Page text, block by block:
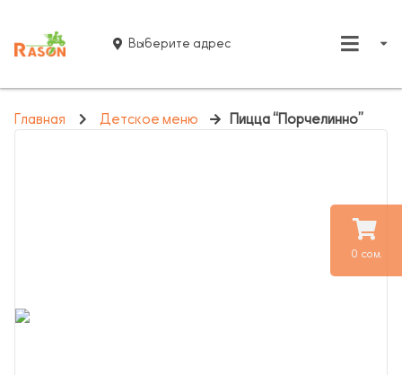
0 сом.
Выберите адрес
Главная Детское меню Пицца “Порчелинно”